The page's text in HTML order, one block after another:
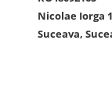
Nicolae Iorga
Suceava,